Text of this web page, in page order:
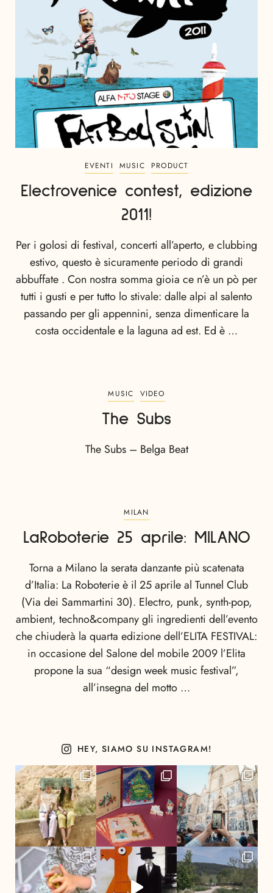
EVENTI MUSIC PRODUCT
Electrovenice contest, edizione
2011!
Per i golosi di festival, concerti all’aperto, e clubbing
estivo, questo è sicuramente periodo di grandi
abbuffate . Con nostra somma gioia ce n’è un pò per
tutti i gusti e per tutto lo stivale: dalle alpi al salento
passando per gli appennini, senza dimenticare la
costa occidentale e la laguna ad est. Ed è …
MUSIC VIDEO
The Subs
The Subs – Belga Beat
MILAN
LaRoboterie 25 aprile: MILANO
Torna a Milano la serata danzante più scatenata
d’Italia: La Roboterie è il 25 aprile al Tunnel Club
(Via dei Sammartini 30). Electro, punk, synth-pop,
ambient, techno&company gli ingredienti dell’evento
che chiuderà la quarta edizione dell’ELITA FESTIVAL:
in occasione del Salone del mobile 2009 l’Elita
propone la sua “design week music festival”,
all’insegna del motto …
HEY, SIAMO SU INSTAGRAM!